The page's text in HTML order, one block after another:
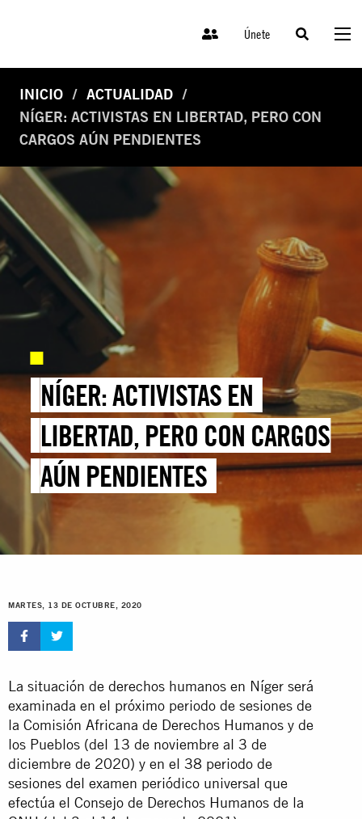
Únete
INICIO
ACTUALIDAD
NÍGER: ACTIVISTAS EN LIBERTAD, PERO CON
CARGOS AÚN PENDIENTES
NÍGER: ACTIVISTAS EN
LIBERTAD, PERO CON CARGOS
AÚN PENDIENTES
MARTES, 13 DE OCTUBRE, 2020
La situación de derechos humanos en Níger será
examinada en el próximo periodo de sesiones de
la Comisión Africana de Derechos Humanos y de
los Pueblos (del 13 de noviembre al 3 de
diciembre de 2020) y en el 38 periodo de
sesiones del examen periódico universal que
efectúa el Consejo de Derechos Humanos de la